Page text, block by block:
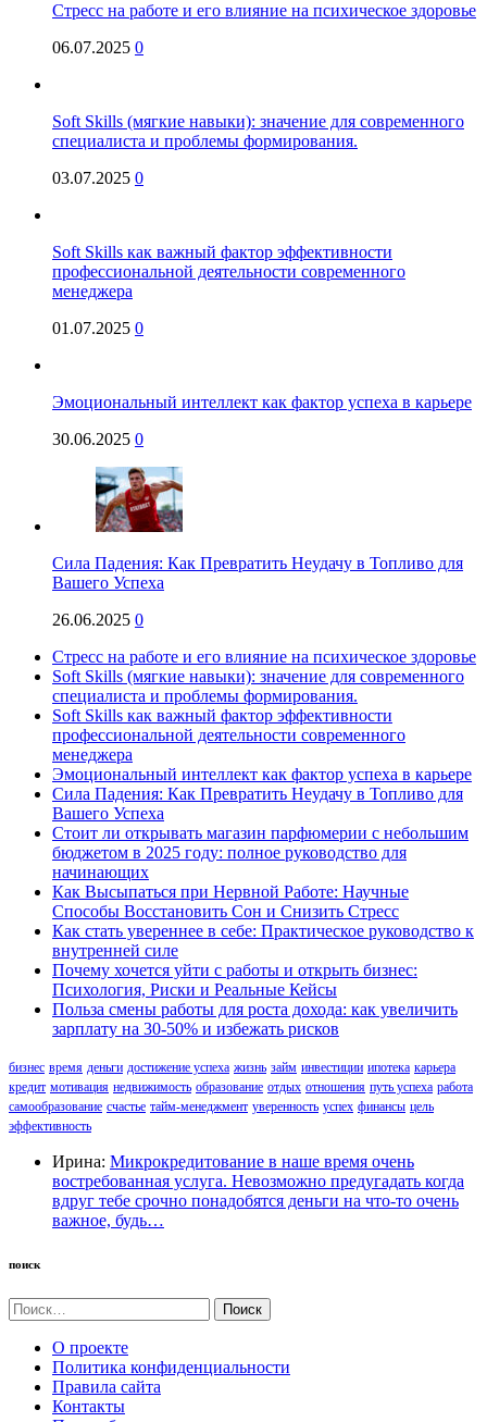
Стресс на работе и его влияние на психическое здоровье
06.07.2025 0
Soft Skills (мягкие навыки): значение для современного
специалиста и проблемы формирования.
03.07.2025 0
Soft Skills как важный фактор эффективности
профессиональной деятельности современного
менеджера
01.07.2025 0
Эмоциональный интеллект как фактор успеха в карьере
30.06.2025 0
Сила Падения: Как Превратить Неудачу в Топливо для
Вашего Успеха
26.06.2025 0
Стресс на работе и его влияние на психическое здоровье
Soft Skills (мягкие навыки): значение для современного
специалиста и проблемы формирования.
Soft Skills как важный фактор эффективности
профессиональной деятельности современного
менеджера
Эмоциональный интеллект как фактор успеха в карьере
Сила Падения: Как Превратить Неудачу в Топливо для
Вашего Успеха
Стоит ли открывать магазин парфюмерии с небольшим
бюджетом в 2025 году: полное руководство для
начинающих
Как Высыпаться при Нервной Работе: Научные
Способы Восстановить Сон и Снизить Стресс
Как стать увереннее в себе: Практическое руководство к
внутренней силе
Почему хочется уйти с работы и открыть бизнес:
Психология, Риски и Реальные Кейсы
Польза смены работы для роста дохода: как увеличить
зарплату на 30-50% и избежать рисков
бизнес время деньги достижение успеха жизнь займ инвестиции ипотека карьера
кредит мотивация недвижимость образование отдых отношения путь успеха работа
самообразование счастье тайм-менеджмент уверенность успех финансы цель
эффективность
Ирина: Микрокредитование в наше время очень
востребованная услуга. Невозможно предугадать когда
вдруг тебе срочно понадобятся деньги на что-то очень
важное, будь…
поиск
Найти:
О проекте
Политика конфиденциальности
Правила сайта
Контакты